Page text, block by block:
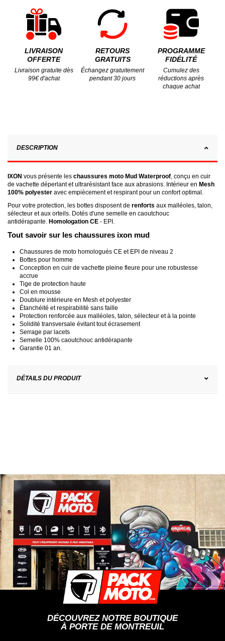
LIVRAISON
OFFERTE
Livraison gratuite dès
99€ d'achat
RETOURS
GRATUITS
Échangez gratuitement
pendant 30 jours
PROGRAMME
FIDÉLITÉ
Cumulez des
réductions après
chaque achat
DESCRIPTION
IXON vous présente les chaussures moto Mud Waterproof, conçu en cuir
de vachette déperlant et ultrarésistant face aux abrasions. Intérieur en Mesh
100% polyester avec empiècement et respirant pour un confort optimal.
Pour votre protection, les bottes disposent de renforts aux malléoles, talon,
sélecteur et aux orteils. Dotés d'une semelle en caoutchouc
antidérapante. Homologation CE - EPI.
Tout savoir sur les chaussures ixon mud
Chaussures de moto homologués CE et EPI de niveau 2
Bottes pour homme
Conception en cuir de vachette pleine fleure pour une robustesse
accrue
Tige de protection haute
Col en mousse
Doublure intérieure en Mesh et polyester
Étanchéité et respirabilité sans faille
Protection renforcée aux malléoles, talon, sélecteur et à la pointe
Solidité transversale évitant tout écrasement
Serrage par lacets
Semelle 100% caoutchouc antidérapante
Garantie 01 an.
DÉTAILS DU PRODUIT
DÉCOUVREZ NOTRE BOUTIQUE
À PORTE DE MONTREUIL